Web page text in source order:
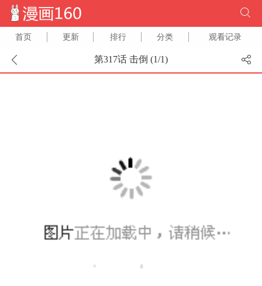
首页 更新 排行 分类 观看记录
第317话 击倒 (1/1)